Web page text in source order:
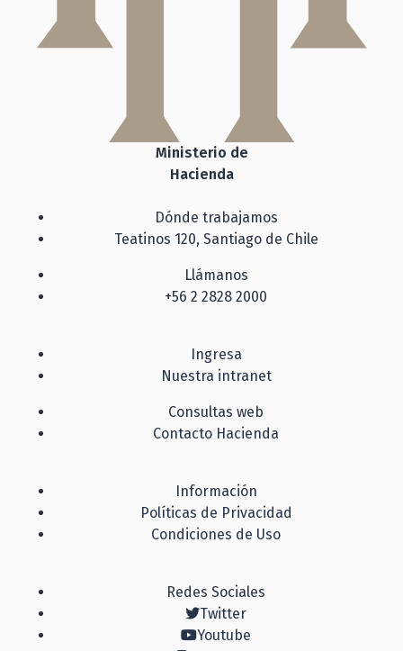
Ministerio de
Hacienda
Dónde trabajamos
Teatinos 120, Santiago de Chile
Llámanos
+56 2 2828 2000
Ingresa
Nuestra intranet
Consultas web
Contacto Hacienda
Información
Políticas de Privacidad
Condiciones de Uso
Redes Sociales
Twitter
Youtube